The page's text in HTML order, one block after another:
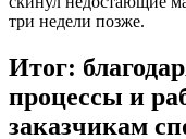
три недели позже.
Итог:
процессы и
заказчикам